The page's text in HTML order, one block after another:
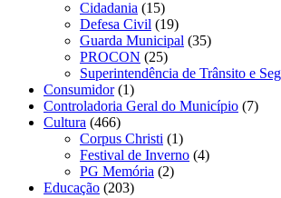
Cidadania (15)
Defesa Civil (19)
Guarda Municipal (35)
PROCON (25)
Superintendência de Trânsito e
Consumidor(1)
Controladoria Geral do Município (7)
Cultura (466)
Corpus Christi (1)
Festival de Inverno (4)
PG Memória (2)
Educação (203)